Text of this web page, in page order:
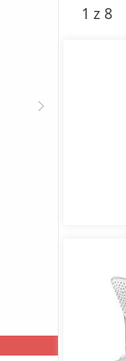
1 z 8